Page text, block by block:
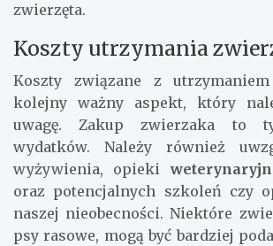
zwierzęta.
Koszty utrzymania
Koszty związane z
kolejny ważny aspekt, który
uwagę. Zakup zwierzaka to
wydatków. Należy również
wyżywienia, opieki
oraz potencjalnych szkoleń czy
naszej nieobecności. Niektóre
psy rasowe, mogą być bardziej